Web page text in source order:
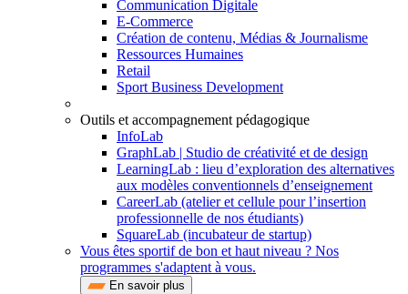
Communication Digitale
E-Commerce
Création de contenu, Médias & Journalisme
Ressources Humaines
Retail
Sport Business Development
Outils et accompagnement pédagogique
InfoLab
GraphLab | Studio de créativité et de design
LearningLab : lieu d’exploration des alternatives
aux modèles conventionnels d’enseignement
CareerLab (atelier et cellule pour l’insertion
professionnelle de nos étudiants)
SquareLab (incubateur de startup)
Vous êtes sportif de bon et haut niveau ? Nos
programmes s'adaptent à vous.
En savoir plus